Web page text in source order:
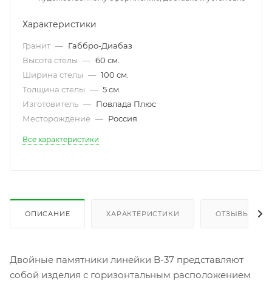
Характеристики
Гранит — Габбро-Диабаз
Высота стелы — 60 см.
Ширина стелы — 100 см.
Толщина стелы — 5 см.
Изготовитель — Повлада Плюс
Месторождение — Россия
Все характеристики
ОПИСАНИЕ ХАРАКТЕРИСТИКИ ОТЗЫВЫ
Двойные памятники линейки B-37 представляют
собой изделия с горизонтальным расположением